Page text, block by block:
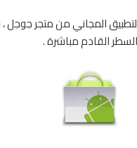
المجاني من متجر جوجل ،
القادم مباشرة .